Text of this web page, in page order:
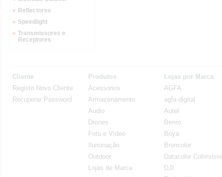
Reflectores
Speedlight
Transmissores e
Receptores
Cliente
Registo Novo Cliente
Recuperar Password
Produtos
Acessorios
Armazenamento
Audio
Drones
Foto e Vídeo
Iluminação
Outdoor
Lojas de Marca
Lojas por Marca
AGFA
agfa-digital
Autel
Benro
Boya
Broncolor
Datacolor
DJI